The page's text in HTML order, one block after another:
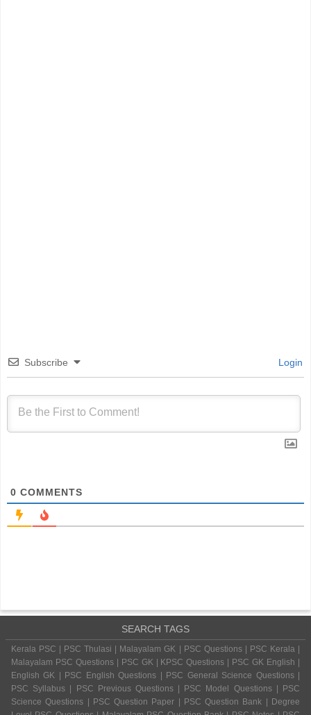
Subscribe Login
0 COMMENTS
SEARCH TAGS
Kerala PSC | PSC Thulasi | Malayalam GK | PSC Questions | PSC Kerala |
Malayalam PSC Questions | PSC GK | KPSC Questions | PSC GK English |
English GK | PSC English Questions | PSC General Science Questions |
PSC Syllabus | PSC Previous Questions | PSC Model Questions | PSC
Science Questions | PSC Question Paper | PSC Question Bank | Degree